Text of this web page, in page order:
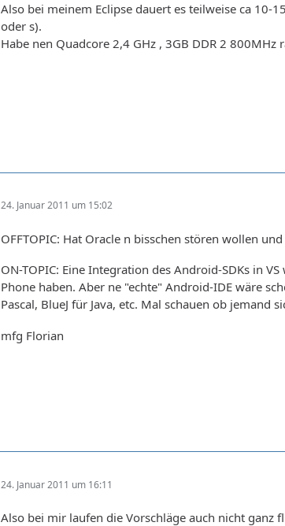
Also bei meinem Eclipse dauert es teilweise ca 10-
oder s).
Habe nen Quadcore 2,4 GHz , 3GB DDR 2
24. Januar 2011 um 15:02
OFFTOPIC: Hat Oracle n bisschen stören wollen
ON-TOPIC: Eine Integration des Android-SDKs in
Phone haben. Aber ne "echte" Android-IDE wäre
Pascal, BlueJ für Java, etc. Mal schauen ob jemand
mfg Florian
24. Januar 2011 um 16:11
Also bei mir laufen die Vorschläge auch nicht ganz